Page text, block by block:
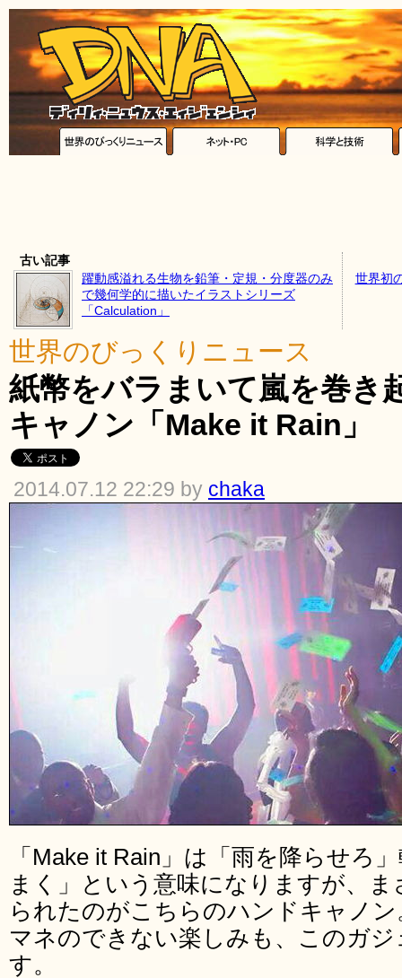
古い記事
躍動感溢れる生物を鉛筆・定規・分度器のみ
で幾何学的に描いたイラストシリーズ
「Calculation」
世界初
世界のびっくりニュース
紙幣をバラまいて嵐を巻き
キャノン「Make it Rain」
2014.07.12 22:29 by chaka
「Make it Rain」は「雨を降らせろ
まく」という意味になりますが、
られたのがこちらのハンドキャノ
マネのできない楽しみも、このガ
す。